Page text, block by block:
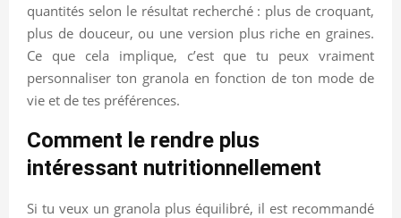
quantités selon le résultat recherché : plus de croquant,
plus de douceur, ou une version plus riche en graines.
Ce que cela implique, c’est que tu peux vraiment
personnaliser ton granola en fonction de ton mode de
vie et de tes préférences.
Comment le rendre plus
intéressant nutritionnellement
Si tu veux un granola plus équilibré, il est recommandé